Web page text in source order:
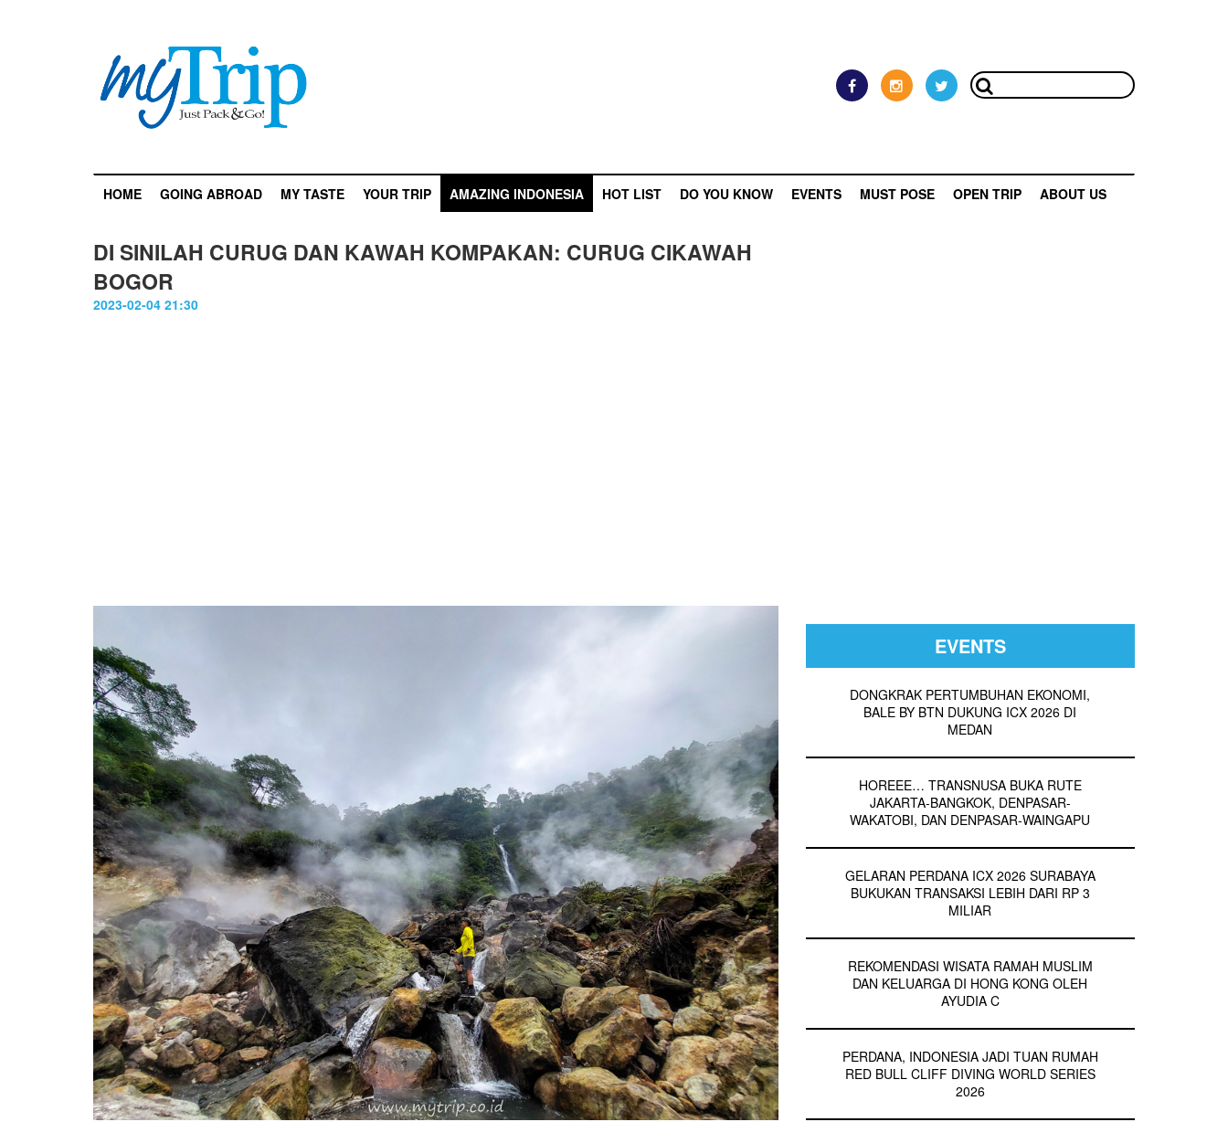
HOME GOING ABROAD MY TASTE YOUR TRIP AMAZING INDONESIA HOT LIST DO YOU KNOW EVENTS MUST POSE OPEN TRIP ABOUT US
DI SINILAH CURUG DAN KAWAH KOMPAKAN: CURUG CIKAWAH
BOGOR
2023-02-04 21:30
EVENTS
DONGKRAK PERTUMBUHAN EKONOMI,
BALE BY BTN DUKUNG ICX 2026 DI
MEDAN
HOREEE… TRANSNUSA BUKA RUTE
JAKARTA-BANGKOK, DENPASAR-
WAKATOBI, DAN DENPASAR-WAINGAPU
GELARAN PERDANA ICX 2026 SURABAYA
BUKUKAN TRANSAKSI LEBIH DARI RP 3
MILIAR
REKOMENDASI WISATA RAMAH MUSLIM
DAN KELUARGA DI HONG KONG OLEH
AYUDIA C
PERDANA, INDONESIA JADI TUAN RUMAH
RED BULL CLIFF DIVING WORLD SERIES
2026